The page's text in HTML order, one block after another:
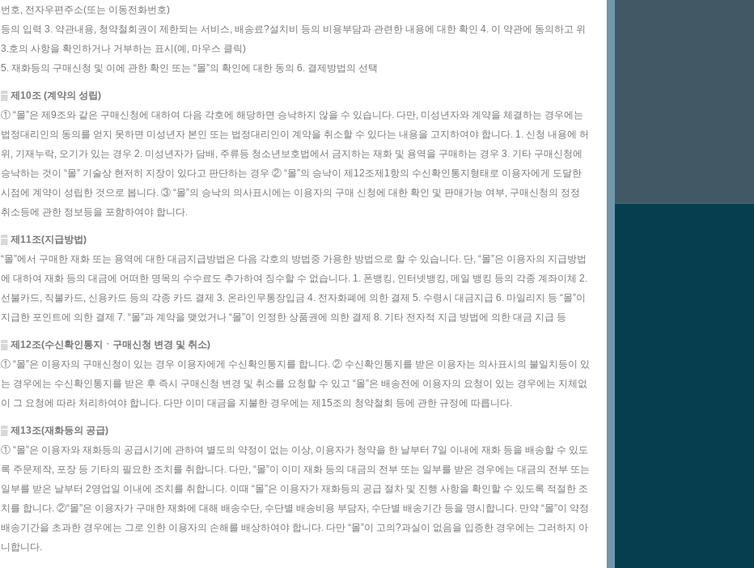
번호, 전자우편주소(또는 이동전화번호)
등의 입력 3. 약관내용, 청약철회권이 제한되는 서비스, 배송료?설치비 등의 비용부담과 관련한 내용에 대한 확인 4. 이 약관에 동의하고 위
3.호의 사항을 확인하거나 거부하는 표시(예, 마우스 클릭)
5. 재화등의 구매신청 및 이에 관한 확인 또는 “몰”의 확인에 대한 동의 6. 결제방법의 선택
▒ 제10조 (계약의 성립)
① “몰”은 제9조와 같은 구매신청에 대하여 다음 각호에 해당하면 승낙하지 않을 수 있습니다. 다만, 미성년자와 계약을 체결하는 경우에는
법정대리인의 동의를 얻지 못하면 미성년자 본인 또는 법정대리인이 계약을 취소할 수 있다는 내용을 고지하여야 합니다. 1. 신청 내용에 허
위, 기재누락, 오기가 있는 경우 2. 미성년자가 담배, 주류등 청소년보호법에서 금지하는 재화 및 용역을 구매하는 경우 3. 기타 구매신청에
승낙하는 것이 “몰” 기술상 현저히 지장이 있다고 판단하는 경우 ② “몰”의 승낙이 제12조제1항의 수신확인통지형태로 이용자에게 도달한
시점에 계약이 성립한 것으로 봅니다. ③ “몰”의 승낙의 의사표시에는 이용자의 구매 신청에 대한 확인 및 판매가능 여부, 구매신청의 정정
취소등에 관한 정보등을 포함하여야 합니다.
▒ 제11조(지급방법)
“몰”에서 구매한 재화 또는 용역에 대한 대금지급방법은 다음 각호의 방법중 가용한 방법으로 할 수 있습니다. 단, “몰”은 이용자의 지급방법
에 대하여 재화 등의 대금에 어떠한 명목의 수수료도 추가하여 징수할 수 없습니다. 1. 폰뱅킹, 인터넷뱅킹, 메일 뱅킹 등의 각종 계좌이체 2.
선불카드, 직불카드, 신용카드 등의 각종 카드 결제 3. 온라인무통장입금 4. 전자화폐에 의한 결제 5. 수령시 대금지급 6. 마일리지 등 “몰”이
지급한 포인트에 의한 결제 7. “몰”과 계약을 맺었거나 “몰”이 인정한 상품권에 의한 결제 8. 기타 전자적 지급 방법에 의한 대금 지급 등
▒ 제12조(수신확인통지ㆍ구매신청 변경 및 취소)
① “몰”은 이용자의 구매신청이 있는 경우 이용자에게 수신확인통지를 합니다. ② 수신확인통지를 받은 이용자는 의사표시의 불일치등이 있
는 경우에는 수신확인통지를 받은 후 즉시 구매신청 변경 및 취소를 요청할 수 있고 “몰”은 배송전에 이용자의 요청이 있는 경우에는 지체없
이 그 요청에 따라 처리하여야 합니다. 다만 이미 대금을 지불한 경우에는 제15조의 청약철회 등에 관한 규정에 따릅니다.
▒ 제13조(재화등의 공급)
① “몰”은 이용자와 재화등의 공급시기에 관하여 별도의 약정이 없는 이상, 이용자가 청약을 한 날부터 7일 이내에 재화 등을 배송할 수 있도
록 주문제작, 포장 등 기타의 필요한 조치를 취합니다. 다만, “몰”이 이미 재화 등의 대금의 전부 또는 일부를 받은 경우에는 대금의 전부 또는
일부를 받은 날부터 2영업일 이내에 조치를 취합니다. 이때 “몰”은 이용자가 재화등의 공급 절차 및 진행 사항을 확인할 수 있도록 적절한 조
치를 합니다. ②“몰”은 이용자가 구매한 재화에 대해 배송수단, 수단별 배송비용 부담자, 수단별 배송기간 등을 명시합니다. 만약 “몰”이 약정
배송기간을 초과한 경우에는 그로 인한 이용자의 손해를 배상하여야 합니다. 다만 “몰”이 고의?과실이 없음을 입증한 경우에는 그러하지 아
니합니다.